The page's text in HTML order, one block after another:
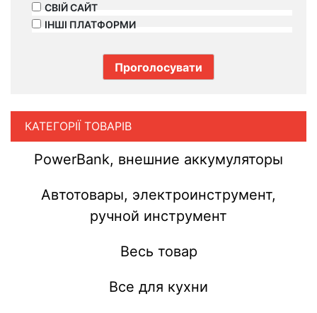
СВІЙ САЙТ
ІНШІ ПЛАТФОРМИ
КАТЕГОРІЇ ТОВАРІВ
PowerBank, внешние аккумуляторы
Автотовары, электроинструмент,
ручной инструмент
Весь товар
Все для кухни